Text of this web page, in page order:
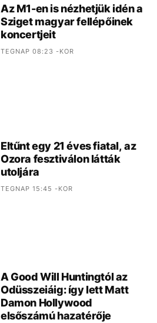
Az M1-en is nézhetjük idén a
Sziget magyar fellépőinek
koncertjeit
TEGNAP 08:23 -KOR
Eltűnt egy 21 éves fiatal, az
Ozora fesztiválon látták
utoljára
TEGNAP 15:45 -KOR
A Good Will Huntingtól az
Odüsszeiáig: így lett Matt
Damon Hollywood
elsőszámú hazatérője